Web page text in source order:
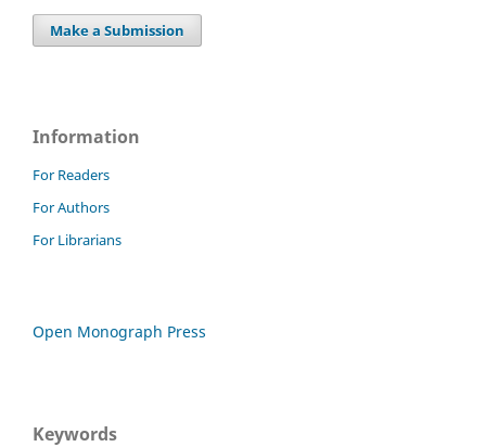
Make a Submission
Information
For Readers
For Authors
For Librarians
Open Monograph Press
Keywords